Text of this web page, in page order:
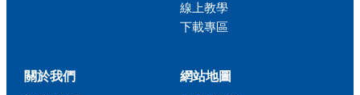
線上教學
下載專區
關於我們
網站地圖